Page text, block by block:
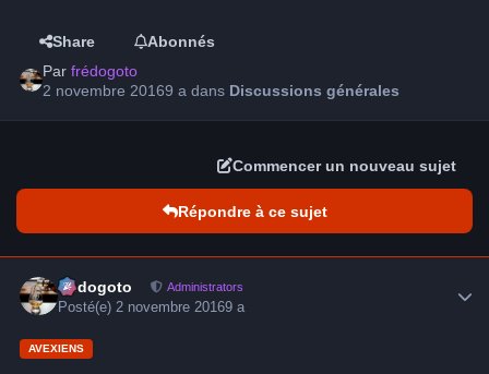
Share
Abonnés
Parfrédogoto
2 novembre 20169 a dans Discussions générales
Commencer un nouveau sujet
Répondre à ce sujet
frédogoto Administrators
Posté(e) 2 novembre 20169 a
AVEXIENS